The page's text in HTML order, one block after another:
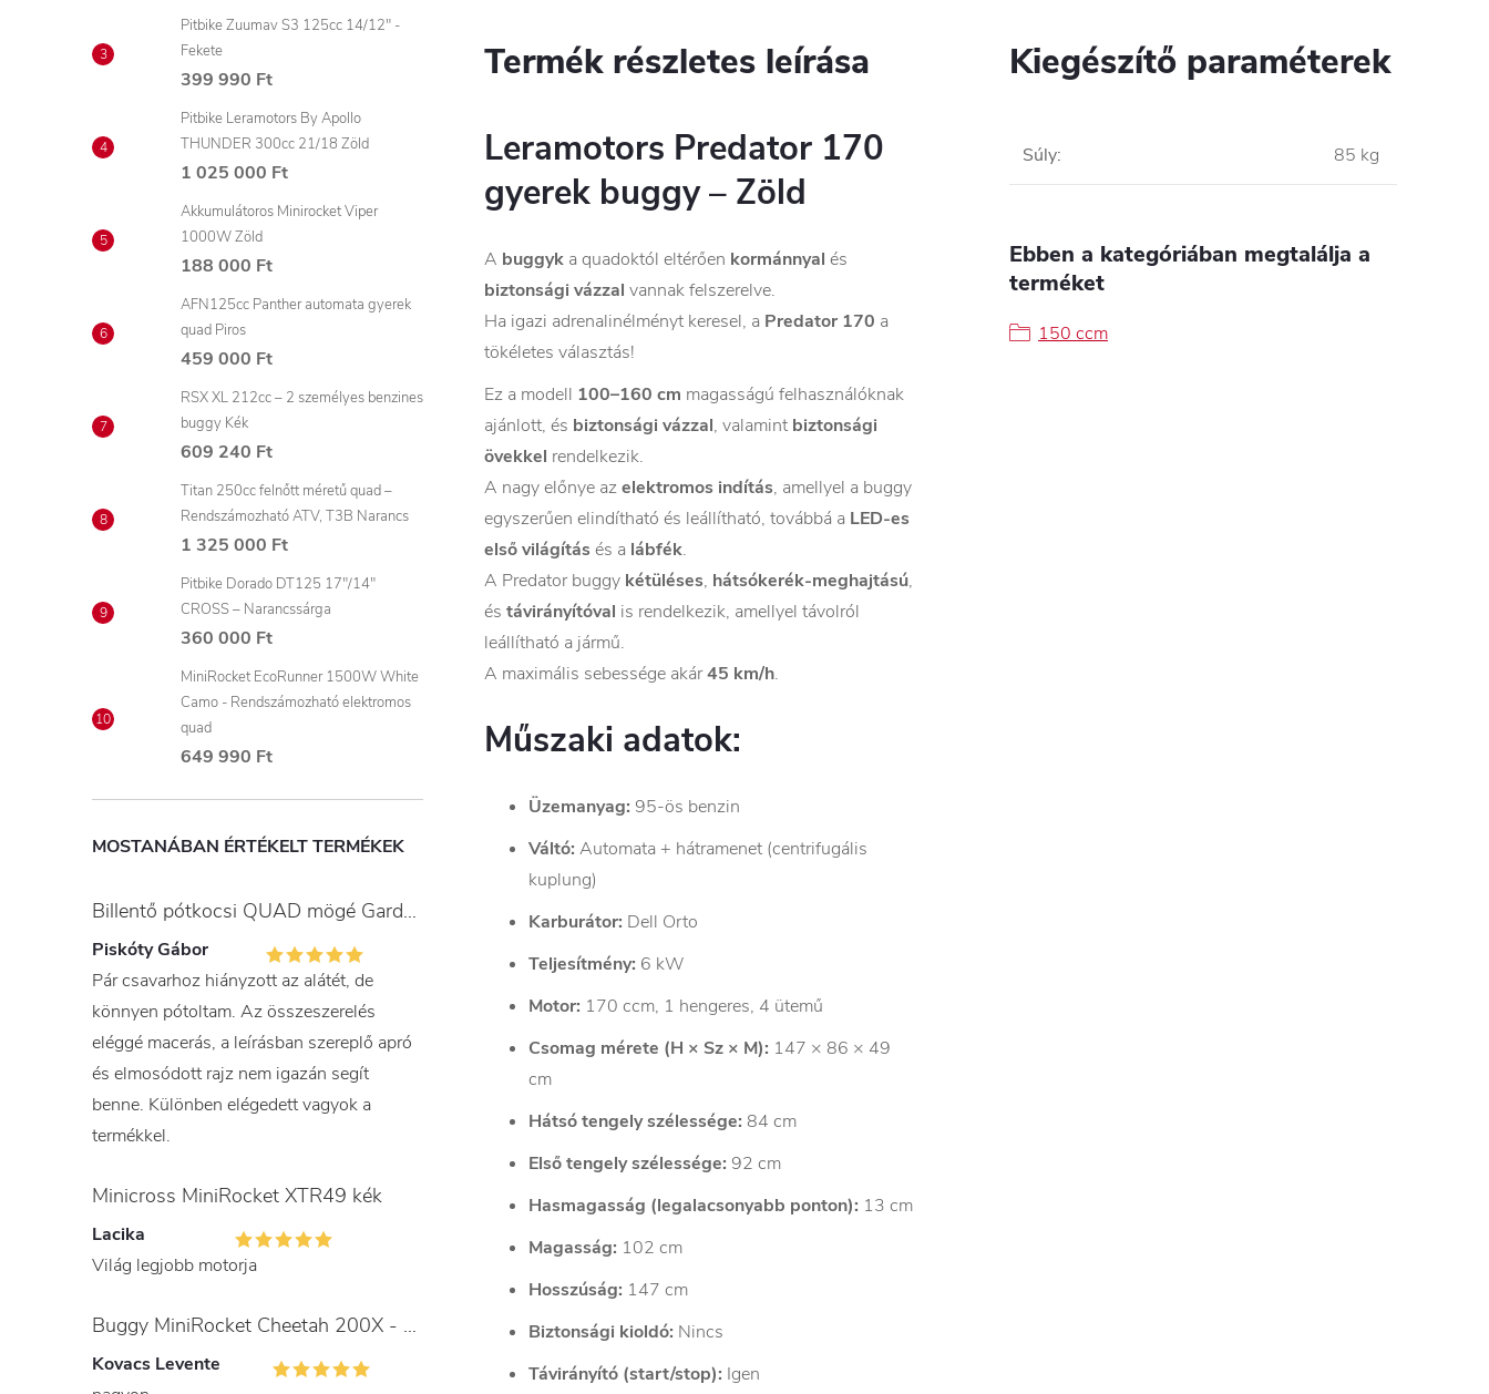
Pitbike Zuumav S3 125cc 14/12" -
Fekete
399 990 Ft
Pitbike Leramotors By Apollo
THUNDER 300cc 21/18 Zöld
1 025 000 Ft
Akkumulátoros Minirocket Viper
1000W Zöld
188 000 Ft
AFN125cc Panther automata gyerek
quad Piros
459 000 Ft
RSX XL 212cc – 2 személyes benzines
buggy Kék
609 240 Ft
Titan 250cc felnőtt méretű quad –
Rendszámozható ATV, T3B Narancs
1 325 000 Ft
Pitbike Dorado DT125 17"/14"
CROSS – Narancssárga
360 000 Ft
MiniRocket EcoRunner 1500W White
Camo - Rendszámozható elektromos
quad
649 990 Ft
MOSTANÁBAN ÉRTÉKELT TERMÉKEK
Billentő pótkocsi QUAD mögé Gardner
Piskóty Gábor
Pár csavarhoz hiányzott az alátét, de
könnyen pótoltam. Az összeszerelés
eléggé macerás, a leírásban szereplő apró
és elmosódott rajz nem igazán segít
benne. Különben elégedett vagyok a
termékkel.
Minicross MiniRocket XTR49 kék
Lacika
Világ legjobb motorja
Buggy MiniRocket Cheetah 200X - gyerekeknek és felnőtteknek
Kovacs Levente
Termék részletes leírása
Leramotors Predator 170
gyerek buggy – Zöld
A buggyk a quadoktól eltérően kormánnyal és
biztonsági vázzal vannak felszerelve.
Ha igazi adrenalinélményt keresel, a Predator 170 a
tökéletes választás!
Ez a modell 100–160 cm magasságú felhasználóknak
ajánlott, és biztonsági vázzal, valamint biztonsági
övekkel rendelkezik.
A nagy előnye azelektromos indítás, amellyel a buggy
egyszerűen elindítható és leállítható, továbbá a LED-es
első világítás és a lábfék.
A Predator buggy kétüléses, hátsókerék-meghajtású,
és távirányítóval is rendelkezik, amellyel távolról
leállítható a jármű.
A maximális sebessége akár45 km/h.
Műszaki adatok:
Üzemanyag: 95-ös benzin
Váltó: Automata + hátramenet (centrifugális
kuplung)
Karburátor: Dell Orto
Teljesítmény: 6 kW
Motor: 170 ccm, 1 hengeres, 4 ütemű
Csomag mérete (H × Sz × M): 147 × 86 × 49
cm
Hátsó tengely szélessége: 84 cm
Első tengely szélessége: 92 cm
Hasmagasság (legalacsonyabb ponton): 13 cm
Magasság: 102 cm
Hosszúság: 147 cm
Biztonsági kioldó: Nincs
Távirányító (start/stop): Igen
Kiegészítő paraméterek
Súly: 85 kg
Ebben a kategóriában megtalálja a
terméket
150 ccm